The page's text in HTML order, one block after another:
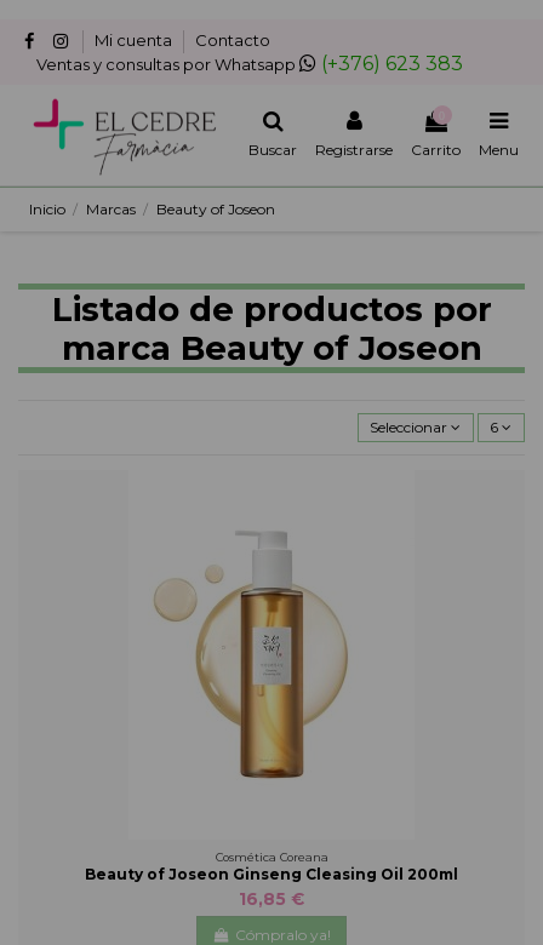
Mi cuenta
Contacto
Ventas y consultas por Whatsapp
(+376) 623 383
Buscar Registrarse Carrito Menu
Inicio Marcas Beauty of Joseon
Listado de productos por
marca Beauty of Joseon
Seleccionar 6
Cosmética Coreana
Beauty of Joseon Ginseng Cleasing Oil 200ml
16,85 €
Cómpralo ya!